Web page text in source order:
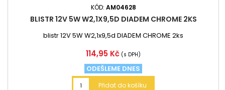
KÓD: AM04628
BLISTR 12V 5W W2,1X9,5D DIADEM CHROME 2KS
blistr 12V 5W W2,1x9,5d DIADEM CHROME 2ks
Cena
114,95 Kč (s DPH)
ODEŠLEME DNES
Přidat do košíku